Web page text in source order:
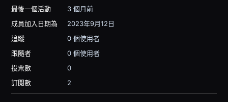
最後一個活動
3 個月前
成員加入日期為
2023年9月12日
追蹤
0 個使用者
跟隨者
0 個使用者
投票數
0
訂閱數
2